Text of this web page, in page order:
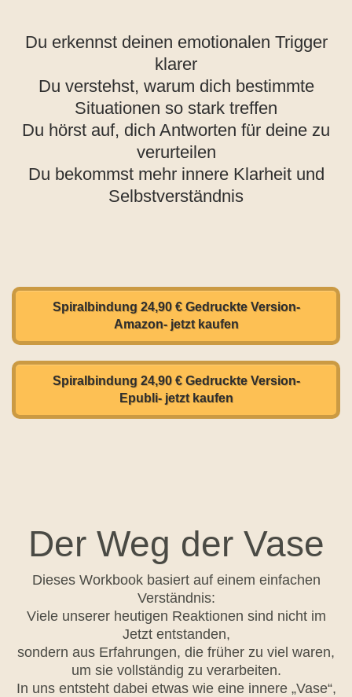
Du erkennst deinen emotionalen Trigger
klarer
Du verstehst, warum dich bestimmte
Situationen so stark treffen
Du hörst auf, dich Antworten für deine zu
verurteilen
Du bekommst mehr innere Klarheit und
Selbstverständnis
Spiralbindung 24,90 € Gedruckte Version-
Amazon- jetzt kaufen
Spiralbindung 24,90 € Gedruckte Version-
Epubli- jetzt kaufen
Der Weg der Vase
Dieses Workbook basiert auf einem einfachen
Verständnis:
Viele unserer heutigen Reaktionen sind nicht im
Jetzt entstanden,
sondern aus Erfahrungen, die früher zu viel waren,
um sie vollständig zu verarbeiten.
In uns entsteht dabei etwas wie eine innere „Vase“,